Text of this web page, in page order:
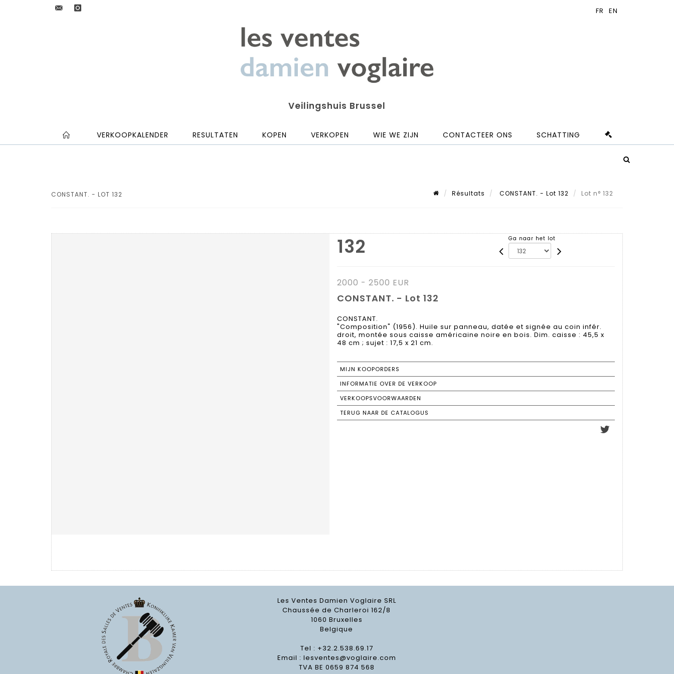
Veilingshuis Brussel
VERKOOPKALENDER RESULTATEN KOPEN VERKOPEN WIE WE ZIJN CONTACTEER ONS SCHATTING
CONSTANT. - LOT 132 Résultats CONSTANT. - Lot 132 Lot n° 132
132 Ga naar het lot
2000 - 2500 EUR
CONSTANT. - Lot 132
CONSTANT.
"Composition" (1956). Huile sur panneau, datée et signée au coin infér.
droit, montée sous caisse américaine noire en bois. Dim. caisse : 45,5 x
48 cm ; sujet : 17,5 x 21 cm.
MIJN KOOPORDERS
INFORMATIE OVER DE VERKOOP
VERKOOPSVOORWAARDEN
TERUG NAAR DE CATALOGUS
Les Ventes Damien Voglaire SRL
Chaussée de Charleroi 162/8
1060 Bruxelles
Belgique
Tel : +32.2.538.69.17
Email : lesventes@voglaire.com
TVA BE 0659 874 568